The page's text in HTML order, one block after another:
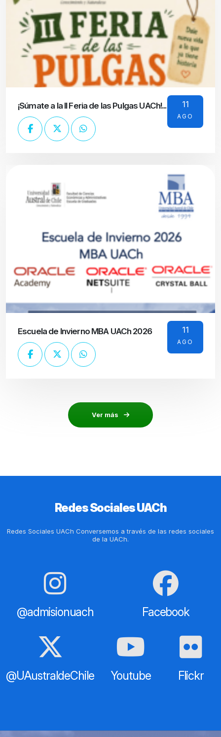
11
AGO
¡Súmate a la II Feria de las Pulgas UACh!...
11
AGO
Escuela de Invierno MBA UACh 2026
Ver más
Redes Sociales UACh
Redes Sociales UACh Conversemos a través de las redes sociales
de la UACh.
@admisionuach Facebook
@UAustraldeChile Youtube Flickr